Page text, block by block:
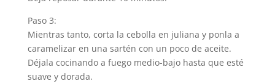
Paso 3:
Mientras tanto, corta la cebolla en juliana y ponla a
caramelizar en una sartén con un poco de aceite.
Déjala cocinando a fuego medio-bajo hasta que esté
suave y dorada.